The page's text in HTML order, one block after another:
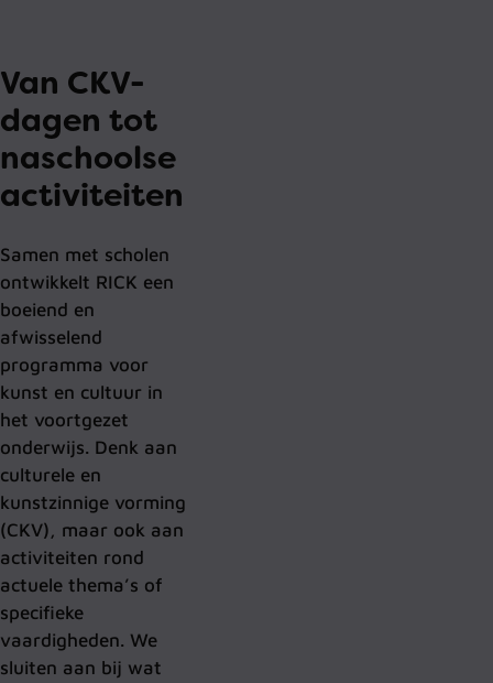
Van CKV-
dagen tot
naschoolse
activiteiten
Samen met scholen
ontwikkelt RICK een
boeiend en
afwisselend
programma voor
kunst en cultuur in
het voortgezet
onderwijs. Denk aan
culturele en
kunstzinnige vorming
(CKV), maar ook aan
activiteiten rond
actuele thema’s of
specifieke
vaardigheden. We
sluiten aan bij wat